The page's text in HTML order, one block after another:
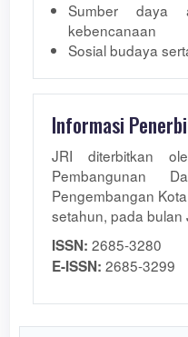
Sumber daya
kebencanaan
Sosial budaya
Informasi
JRI diterbitkan
Pembangunan
Pengembangan
setahun, pada bulan
ISSN: 2685-3280
E-ISSN: 2685-3299